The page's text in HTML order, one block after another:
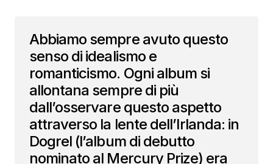
Abbiamo sempre avuto questo
senso di idealismo e
romanticismo. Ogni album si
allontana sempre di più
dall’osservare questo aspetto
attraverso la lente dell’Irlanda: in
Dogrel (l’album di debutto
nominato al Mercury Prize) era